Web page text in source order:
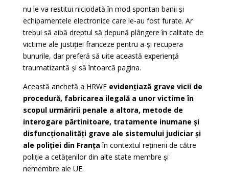
nu le va restitui niciodată în mod spontan banii și
echipamentele electronice care le-au fost furate. Ar
trebui să aibă dreptul să depună plângere în calitate de
victime ale justiției franceze pentru a-și recupera
bunurile, dar preferă să uite această experiență
traumatizantă și să întoarcă pagina.
Această anchetă a HRWF evidențiază grave vicii de
procedură, fabricarea ilegală a unor victime în
scopul urmăririi penale a altora, metode de
interogare părtinitoare, tratamente inumane și
disfuncționalități grave ale sistemului judiciar și
ale poliției din Franțaîn contextul reținerii de către
poliție a cetățenilor din alte state membre și
nemembre ale UE.